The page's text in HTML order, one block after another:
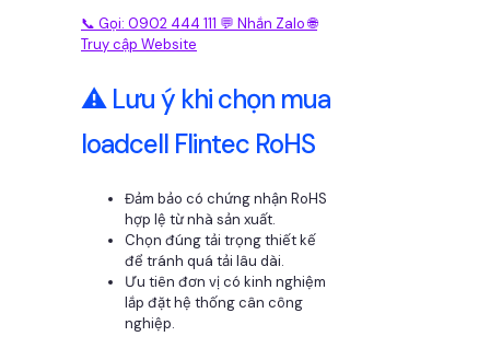
📞 Gọi: 0902 444 111 💬 Nhắn Zalo🌐
Truy cập Website
⚠️ Lưu ý khi chọn mua
loadcell Flintec RoHS
Đảm bảo có chứng nhận RoHS
hợp lệ từ nhà sản xuất.
Chọn đúng tải trọng thiết kế
để tránh quá tải lâu dài.
Ưu tiên đơn vị có kinh nghiệm
lắp đặt hệ thống cân công
nghiệp.